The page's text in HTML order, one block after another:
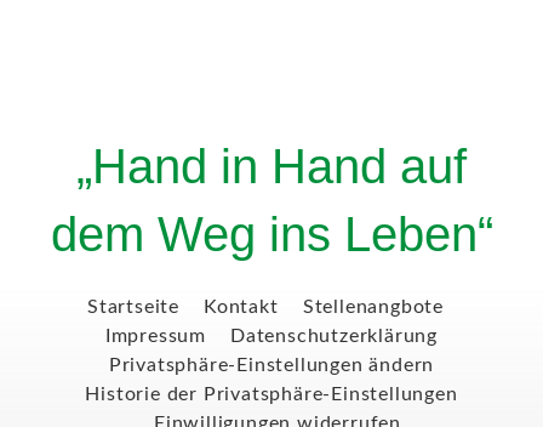
„Hand in Hand auf
dem Weg ins Leben“
Startseite Kontakt
Stellenangbote
Impressum
Datenschutzerklärung
Privatsphäre-Einstellungen ändern
Historie der Privatsphäre-Einstellungen